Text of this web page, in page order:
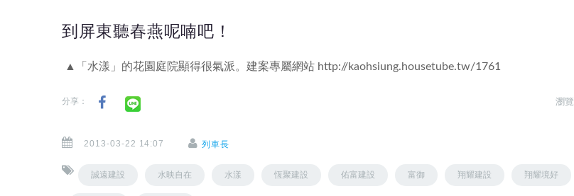
到屏東聽春燕呢喃吧！
▲「水漾」的花園庭院顯得很氣派。建案專屬網站 http://kaohsiung.housetube.tw/1761
分享： 瀏
2013-03-22 14:07 列車長
誠遠建設 水映自在 水漾 恆聚建設 佑富建設 富御 翔耀建設 翔耀境好